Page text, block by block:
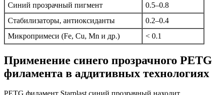
Синий прозрачный пигмент
0.5–0.8
Стабилизаторы, антиоксиданты
0.2–0.4
Микропримеси (Fe, Cu, Mn и др.)
< 0.1
Применение синего прозрачного PETG
филамента в аддитивных технологиях